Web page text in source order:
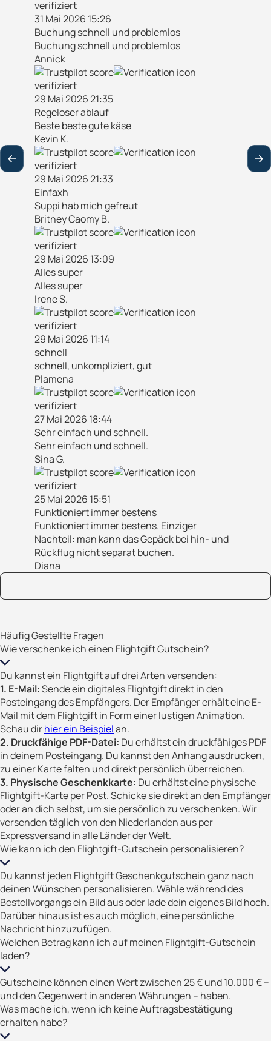
verifiziert
31 Mai 2026 15:26
Buchung schnell und problemlos
Buchung schnell und problemlos
Annick
verifiziert
29 Mai 2026 21:35
Regeloser ablauf
Beste beste gute käse
Kevin K.
verifiziert
29 Mai 2026 21:33
Einfaxh
Suppi hab mich gefreut
Britney Caomy B.
verifiziert
29 Mai 2026 13:09
Alles super
Alles super
Irene S.
verifiziert
29 Mai 2026 11:14
schnell
schnell, unkompliziert, gut
Plamena
verifiziert
27 Mai 2026 18:44
Sehr einfach und schnell.
Sehr einfach und schnell.
Sina G.
verifiziert
25 Mai 2026 15:51
Funktioniert immer bestens
Funktioniert immer bestens. Einziger
Nachteil: man kann das Gepäck bei hin- und
Rückflug nicht separat buchen.
Diana
Häufig Gestellte Fragen
Wie verschenke ich einen Flightgift Gutschein?
Du kannst ein Flightgift auf drei Arten versenden:
1. E-Mail:Sende ein digitales Flightgift direkt in den
Posteingang des Empfängers. Der Empfänger erhält eine E-
Mail mit dem Flightgift in Form einer lustigen Animation.
Schau dirhier ein Beispielan.
2. Druckfähige PDF-Datei: Du erhältst ein druckfähiges PDF
in deinem Posteingang. Du kannst den Anhang ausdrucken,
zu einer Karte falten und direkt persönlich überreichen.
3. Physische Geschenkkarte: Du erhältst eine physische
Flightgift-Karte per Post. Schicke sie direkt an den Empfänger
oder an dich selbst, um sie persönlich zu verschenken. Wir
versenden täglich von den Niederlanden aus per
Expressversand in alle Länder der Welt.
Wie kann ich den Flightgift-Gutschein personalisieren?
Du kannst jeden Flightgift Geschenkgutschein ganz nach
deinen Wünschen personalisieren. Wähle während des
Bestellvorgangs ein Bild aus oder lade dein eigenes Bild hoch.
Darüber hinaus ist es auch möglich, eine persönliche
Nachricht hinzuzufügen.
Welchen Betrag kann ich auf meinen Flightgift-Gutschein
laden?
Gutscheine können einen Wert zwischen 25 € und 10.000 € –
und den Gegenwert in anderen Währungen – haben.
Was mache ich, wenn ich keine Auftragsbestätigung
erhalten habe?